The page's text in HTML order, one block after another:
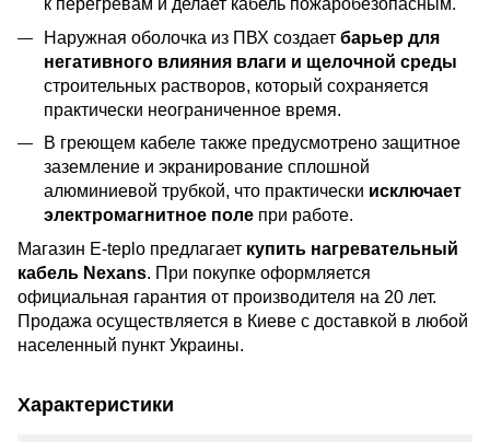
к перегревам и делает кабель пожаробезопасным.
Наружная оболочка из ПВХ создает барьер для
негативного влияния влаги и щелочной среды
строительных растворов, который сохраняется
практически неограниченное время.
В греющем кабеле также предусмотрено защитное
заземление и экранирование сплошной
алюминиевой трубкой, что практически исключает
электромагнитное поле при работе.
Магазин E-teplo предлагает купить нагревательный
кабель Nexans. При покупке оформляется
официальная гарантия от производителя на 20 лет.
Продажа осуществляется в Киеве с доставкой в любой
населенный пункт Украины.
Характеристики